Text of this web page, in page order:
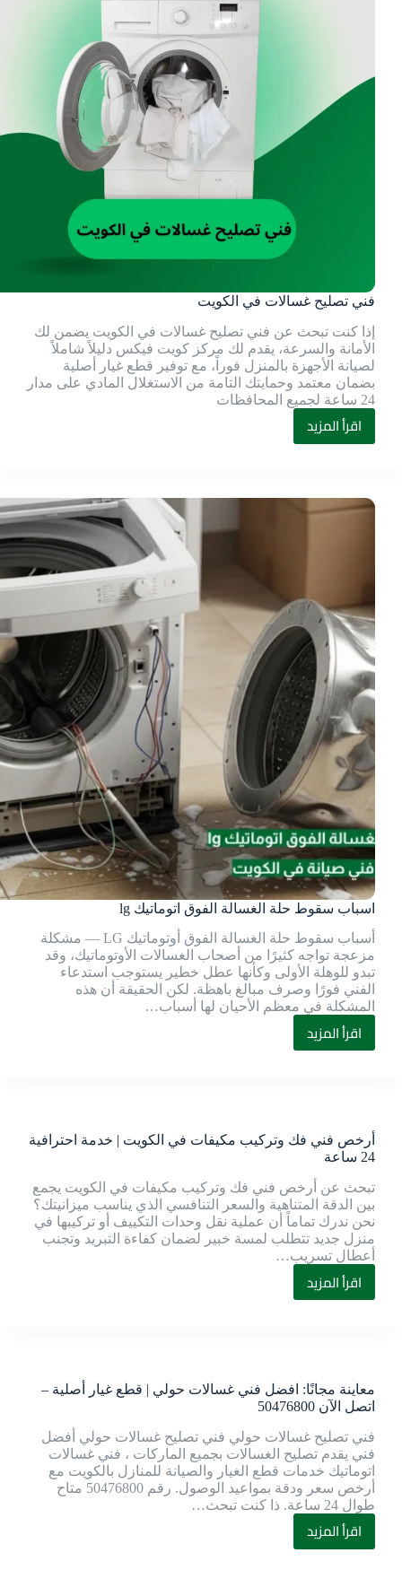
فني تصليح غسالات في الكويت
إذا كنت تبحث عن فني تصليح غسالات في الكويت يضمن لك
الأمانة والسرعة، يقدم لك مركز كويت فيكس دليلاً شاملاً
لصيانة الأجهزة بالمنزل فوراً، مع توفير قطع غيار أصلية
بضمان معتمد وحمايتك التامة من الاستغلال المادي على مدار
24 ساعة لجميع المحافظات
اقرأ المزيد
اسباب سقوط حلة الغسالة الفوق اتوماتيك lg
أسباب سقوط حلة الغسالة الفوق أوتوماتيك LG — مشكلة
مزعجة تواجه كثيرًا من أصحاب الغسالات الأوتوماتيك، وقد
تبدو للوهلة الأولى وكأنها عطل خطير يستوجب استدعاء
الفني فورًا وصرف مبالغ باهظة. لكن الحقيقة أن هذه
المشكلة في معظم الأحيان لها أسباب…
اقرأ المزيد
أرخص فني فك وتركيب مكيفات في الكويت | خدمة احترافية
24 ساعة
تبحث عن أرخص فني فك وتركيب مكيفات في الكويت يجمع
بين الدقة المتناهية والسعر التنافسي الذي يناسب ميزانيتك؟
نحن ندرك تماماً أن عملية نقل وحدات التكييف أو تركيبها في
منزل جديد تتطلب لمسة خبير لضمان كفاءة التبريد وتجنب
أعطال تسريب…
اقرأ المزيد
معاينة مجانًا: افضل فني غسالات حولي | قطع غيار أصلية –
اتصل الآن 50476800
فني تصليح غسالات حولي فني تصليح غسالات حولي أفضل
فني يقدم تصليح الغسالات بجميع الماركات ، فني غسالات
اتوماتيك خدمات قطع الغيار والصيانة للمنازل بالكويت مع
أرخص سعر ودقة بمواعيد الوصول. رقم 50476800 متاح
طوال 24 ساعة. ذا كنت تبحث…
اقرأ المزيد